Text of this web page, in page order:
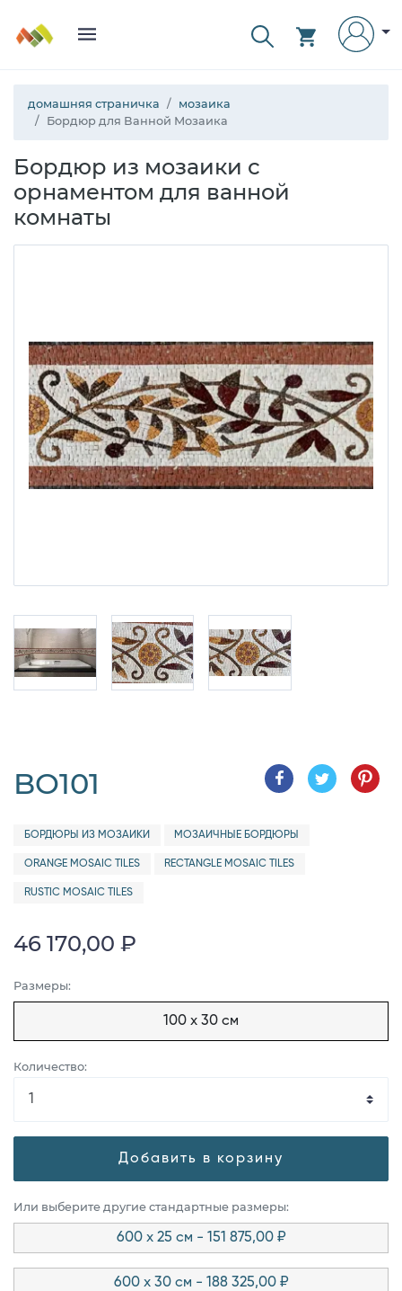
домашняя страничка
мозаика
Бордюр для Ванной Мозаика
Бордюр из мозаики с
орнаментом для ванной
комнаты
BO101
БОРДЮРЫ ИЗ МОЗАИКИ МОЗАИЧНЫЕ БОРДЮРЫ
ORANGE MOSAIC TILES RECTANGLE MOSAIC TILES
RUSTIC MOSAIC TILES
46 170,00 ₽
Размеры:
100 x 30 см
Количество:
Добавить в корзину
Или выберите другие стандартные размеры:
600 x 25 см - 151 875,00 ₽
600 x 30 см - 188 325,00 ₽